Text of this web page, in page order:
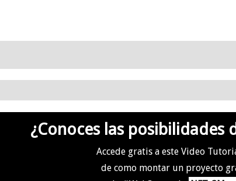
¿Conoces las posibilidades
Accede gratis a este Video
de como montar un proyecto